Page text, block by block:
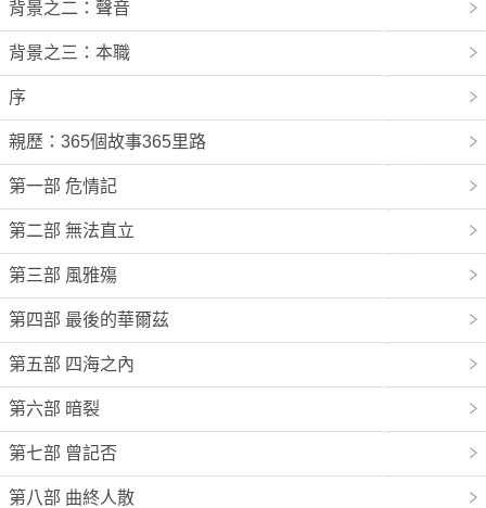
背景之二：聲音
背景之三：本職
序
親歷：365個故事365里路
第一部 危情記
第二部 無法直立
第三部 風雅殤
第四部 最後的華爾茲
第五部 四海之內
第六部 暗裂
第七部 曾記否
第八部 曲終人散